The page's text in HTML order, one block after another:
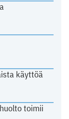
käyttöä
toimii